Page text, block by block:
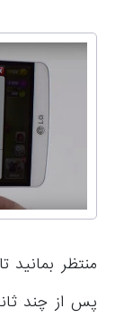
منتظر
پس از چند